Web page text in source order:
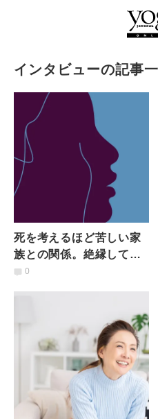
インタビューの記事
死を考えるほど苦しい家
族との関係。絶縁してか
ら生きづらさを解消する
0